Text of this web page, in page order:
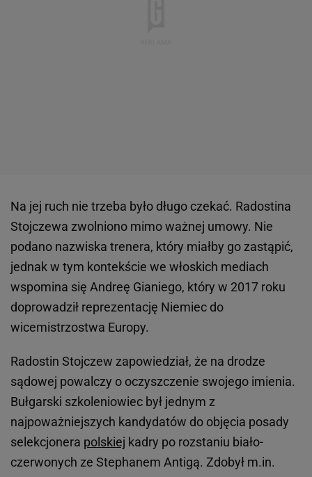
Na jej ruch nie trzeba było długo czekać. Radostina
Stojczewa zwolniono mimo ważnej umowy. Nie
podano nazwiska trenera, który miałby go zastąpić,
jednak w tym kontekście we włoskich mediach
wspomina się Andreę Gianiego, który w 2017 roku
doprowadził reprezentację Niemiec do
wicemistrzostwa Europy.
Radostin Stojczew zapowiedział, że na drodze
sądowej powalczy o oczyszczenie swojego imienia.
Bułgarski szkoleniowiec był jednym z
najpoważniejszych kandydatów do objęcia posady
selekcjonera polskiej kadry po rozstaniu biało-
czerwonych ze Stephanem Antigą. Zdobył m.in.